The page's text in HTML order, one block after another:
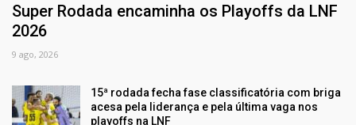
Super Rodada encaminha os Playoffs da LNF
2026
9 ago, 2026
15ª rodada fecha fase classificatória com briga
acesa pela liderança e pela última vaga nos
playoffs na LNF